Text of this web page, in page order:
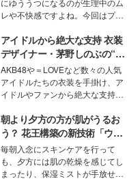
にゆううつになるのが生理中のム
レや不快感ですよね。今回はプラ
モデル・愛甲ひかりさんと橋下美
好さんを迎えて本音で女子会トー
ク。猛暑のお出かけを快適に過ご
すヒントや、2人が感動した夏の
生理の新常識にも迫りました。
アイドルから絶大な支持 衣装
デザイナー・茅野しのぶの“可
愛い”を作る美学＜「シチズン
クロスシー」インタビュー＞
AKB48や＝LOVEなど数々の人気
アイドルたちの衣装を手掛け、ア
イドルやファンから絶大な支持を
取締役兼クリエイティブディレク
ター・茅野しのぶ。一人ひとりの
個性に寄り添い、魅力を引き出す
衣装作りは、多くの女性たちに勇
気と自信を与え続けている。
朝より夕方の方が肌がうるお
う？ 花王構築の新技術「ウォ
ーターキャプチャリングスキ
ン（捕水肌）」がスキンケア
の常識を変える予感
毎朝入念にスキンケアを行って
も、夕方には肌の乾燥を感じてし
まったり、保湿ミストが手放せな